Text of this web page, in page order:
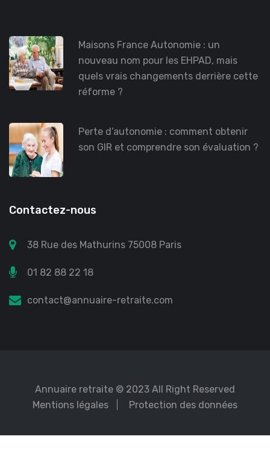
Maisons France Autonomie : un
nouveau nom pour les EHPAD, mais
quels vrais changements derrière cette
réforme ?
Perte d’autonomie : comment obtenir
son GIR et comprendre son évaluation ?
Contactez-nous
38 Rue des Mathurins 75008 Paris
01 82 88 22 18
contact@annuaire-retraite.com
Annuaire retraite © 2023 All Right Reserved
Mentions légales
Protection des données